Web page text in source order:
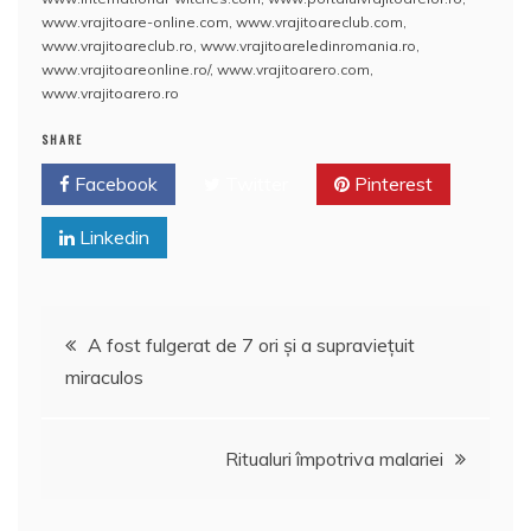
o
k
p
z
ă
www.vrajitoare-online.com www.vrajitoareclub.com
www.vrajitoareclub.ro www.vrajitoareledinromania.ro
www.vrajitoareonline.ro/, www.vrajitoarero.com
www.vrajitoarero.ro
SHARE
Facebook Pinterest
Linkedin
Navigare
în
A fost fulgerat de 7 ori şi a supravieţuit
miraculos
Ritualuri împotriva malariei